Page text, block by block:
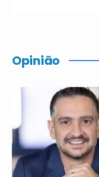
Opinião